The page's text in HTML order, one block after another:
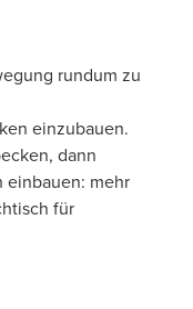
rundum zu
einzubauen.
dann
einbauen: mehr
für